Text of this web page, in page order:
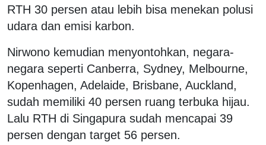
RTH 30 persen atau lebih bisa menekan polusi
udara dan emisi karbon.
Nirwono kemudian menyontohkan, negara-
negara seperti Canberra, Sydney, Melbourne,
Kopenhagen, Adelaide, Brisbane, Auckland,
sudah memiliki 40 persen ruang terbuka hijau.
Lalu RTH di Singapura sudah mencapai 39
persen dengan target 56 persen.